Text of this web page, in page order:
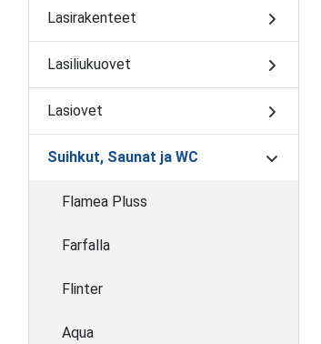
Lasirakenteet
Lasiliukuovet
Lasiovet
Suihkut, Saunat ja WC
Flamea Pluss
Farfalla
Flinter
Aqua